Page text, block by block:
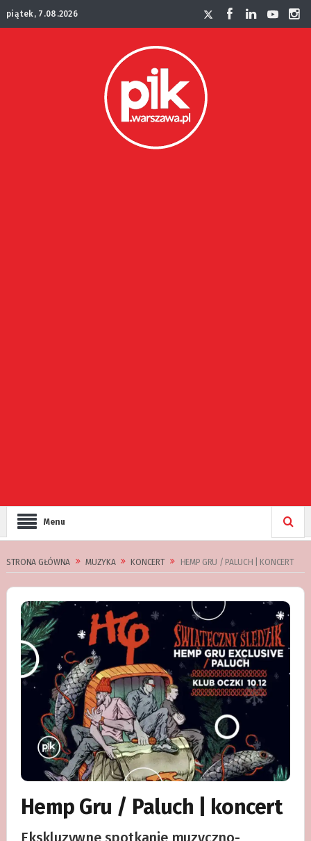
piątek, 7.08.2026
Menu
STRONA GŁÓWNA MUZYKA KONCERT HEMP GRU / PALUCH | KONCERT
Hemp Gru / Paluch | koncert
Ekskluzywne spotkanie muzyczno-